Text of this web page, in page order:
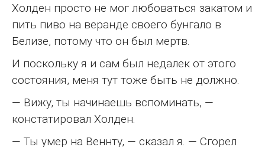
Холден просто не мог любоваться закатом и
пить пиво на веранде своего бунгало в
Белизе, потому что он был мертв.
И поскольку я и сам был недалек от этого
состояния, меня тут тоже быть не должно.
— Вижу, ты начинаешь вспоминать, —
констатировал Холден.
— Ты умер на Веннту, — сказал я. — Сгорел